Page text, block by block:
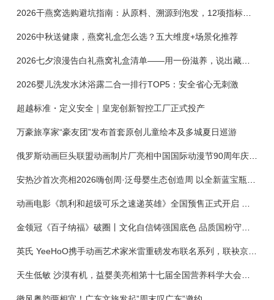
2026干燕窝选购避坑指南：从原料、溯源到泡发，12项指标判断靠谱燕窝
2026中秋送健康，燕窝礼盒怎么选？五大维度+场景化推荐
2026七夕浪漫告白礼燕窝礼盒清单——用一份滋养，说出藏在心底的爱
2026婴儿洗发水沐浴露二合一排行TOP5：安全省心无刺激
超越标准・定义安全｜皇宠创新智控工厂正式投产
万豪旅享家“豪友团”发布首套原创儿童绘本及多城夏日巡游
俄罗斯动画巨头联盟动画制片厂亮相中国国际动漫节90周年庆开启中国之旅新篇章
金领冠《百子纳福》破圈丨文化自信铸强国底色 品质国粉守护新生
英氏 YeeHoO携手动画艺术家米雷重磅发布联名系列，联袂京东深化全渠道战略